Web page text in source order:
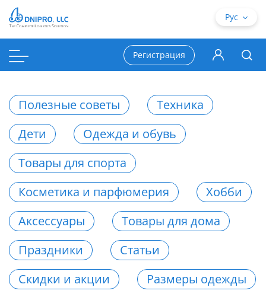
Полезные советы
Техника
Дети
Одежда и обувь
Товары для спорта
Косметика и парфюмерия
Хобби
Аксессуары
Товары для дома
Праздники
Статьи
Скидки и акции
Размеры одежды
Рус
Регистрация